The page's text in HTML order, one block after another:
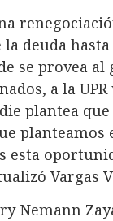
deuda
se provea
a la
plantea
planteamos
esta
Vargas
Nemann